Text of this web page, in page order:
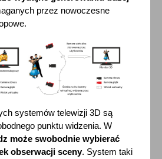
przez nowoczesne
systemów telewizji 3D są
punktu widzenia. W
może swobodnie wybierać
obserwacji sceny. System taki